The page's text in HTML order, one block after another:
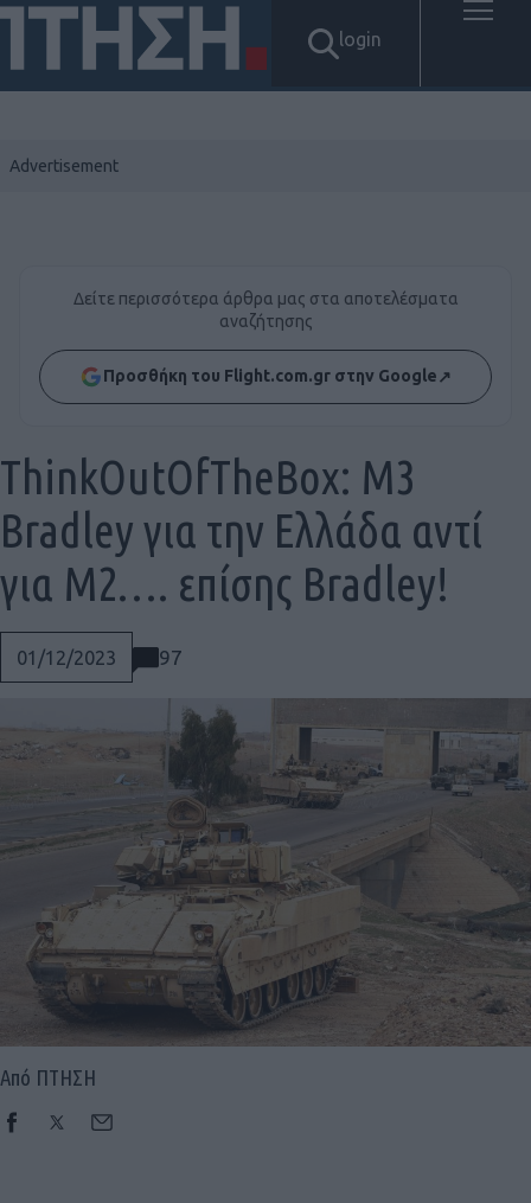
login
Social
Δείτε περισσότερα άρθρα μας στα αποτελέσματα
αναζήτησης
Προσθήκη του Flight.com.gr στην Google↗
01/12/2023 97
ThinkOutOfTheBox: M3
Bradley για την Ελλάδα αντί
για M2…. επίσης Bradley!
Από ΠΤΗΣΗ